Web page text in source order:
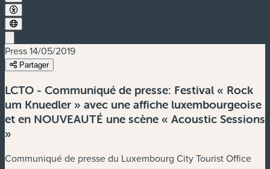
Press14/05/2019
Partager
LCTO - Communiqué de presse: Festival « Rock
um Knuedler » avec une affiche luxembourgeoise
et en NOUVEAUTÉ une scène « Acoustic Sessions
»
Communiqué de presse du Luxembourg City Tourist Office